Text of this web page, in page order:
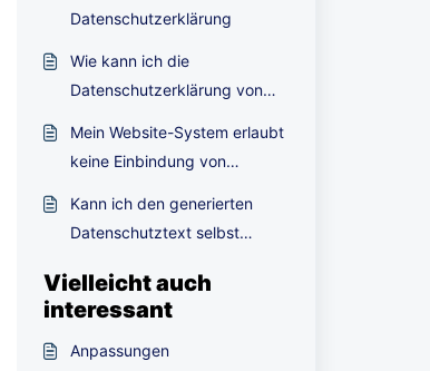
Datenschutzerklärung
Wie kann ich die
Datenschutzerklärung von
Mein Website-System erlaubt
keine Einbindung von
es eine andere Möglichkeit,
von PrivacyBee einzubinden?
Kann ich den generierten
Datenschutztext selbst
Passagen hinzufügen?
Vielleicht auch
interessant
Anpassungen